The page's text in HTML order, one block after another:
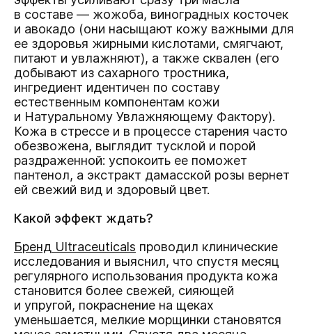
в составе — жожоба, виноградных косточек
и авокадо (они насыщают кожу важными для
ее здоровья жирными кислотами, смягчают,
питают и увлажняют), а также сквален (его
добывают из сахарного тростника,
ингредиент идентичен по составу
естественным компонентам кожи
и Натуральному Увлажняющему Фактору).
Кожа в стрессе и в процессе старения часто
обезвожена, выглядит тусклой и порой
раздраженной: успокоить ее поможет
пантенол, а экстракт дамасской розы вернет
ей свежий вид и здоровый цвет.
Какой эффект ждать?
Бренд Ultraceuticals проводил клинические
исследования и выяснил, что спустя месяц
регулярного использования продукта кожа
становится более свежей, сияющей
и упругой, покраснение на щеках
уменьшается, мелкие морщинки становятся